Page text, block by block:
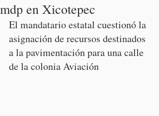
mdp en Xicotepec
El mandatario estatal cuestionó la
asignación de recursos destinados
a la pavimentación para una calle
de la colonia Aviación